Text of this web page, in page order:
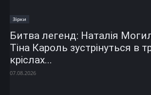
Зірки
Битва легенд: Наталія
Тіна Кароль зустрінуться в
кріслах...
07.08.2026